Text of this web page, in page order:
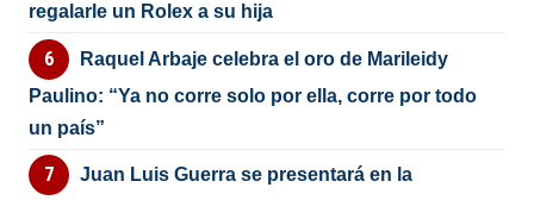
regalarle un Rolex a su hija
Raquel Arbaje celebra el oro de Marileidy
Paulino: “Ya no corre solo por ella, corre por todo
un país”
Juan Luis Guerra se presentará en la